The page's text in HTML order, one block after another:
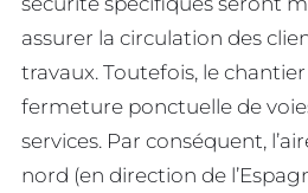
assurer la circulation des
travaux. Toutefois, le
fermeture ponctuelle de voies
services. Par conséquent,
nord (en direction de